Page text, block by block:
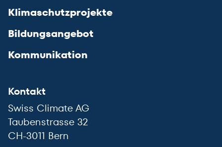
Klimaschutzprojekte
Bildungsangebot
Kommunikation
Kontakt
Swiss Climate AG
Taubenstrasse 32
CH-3011 Bern